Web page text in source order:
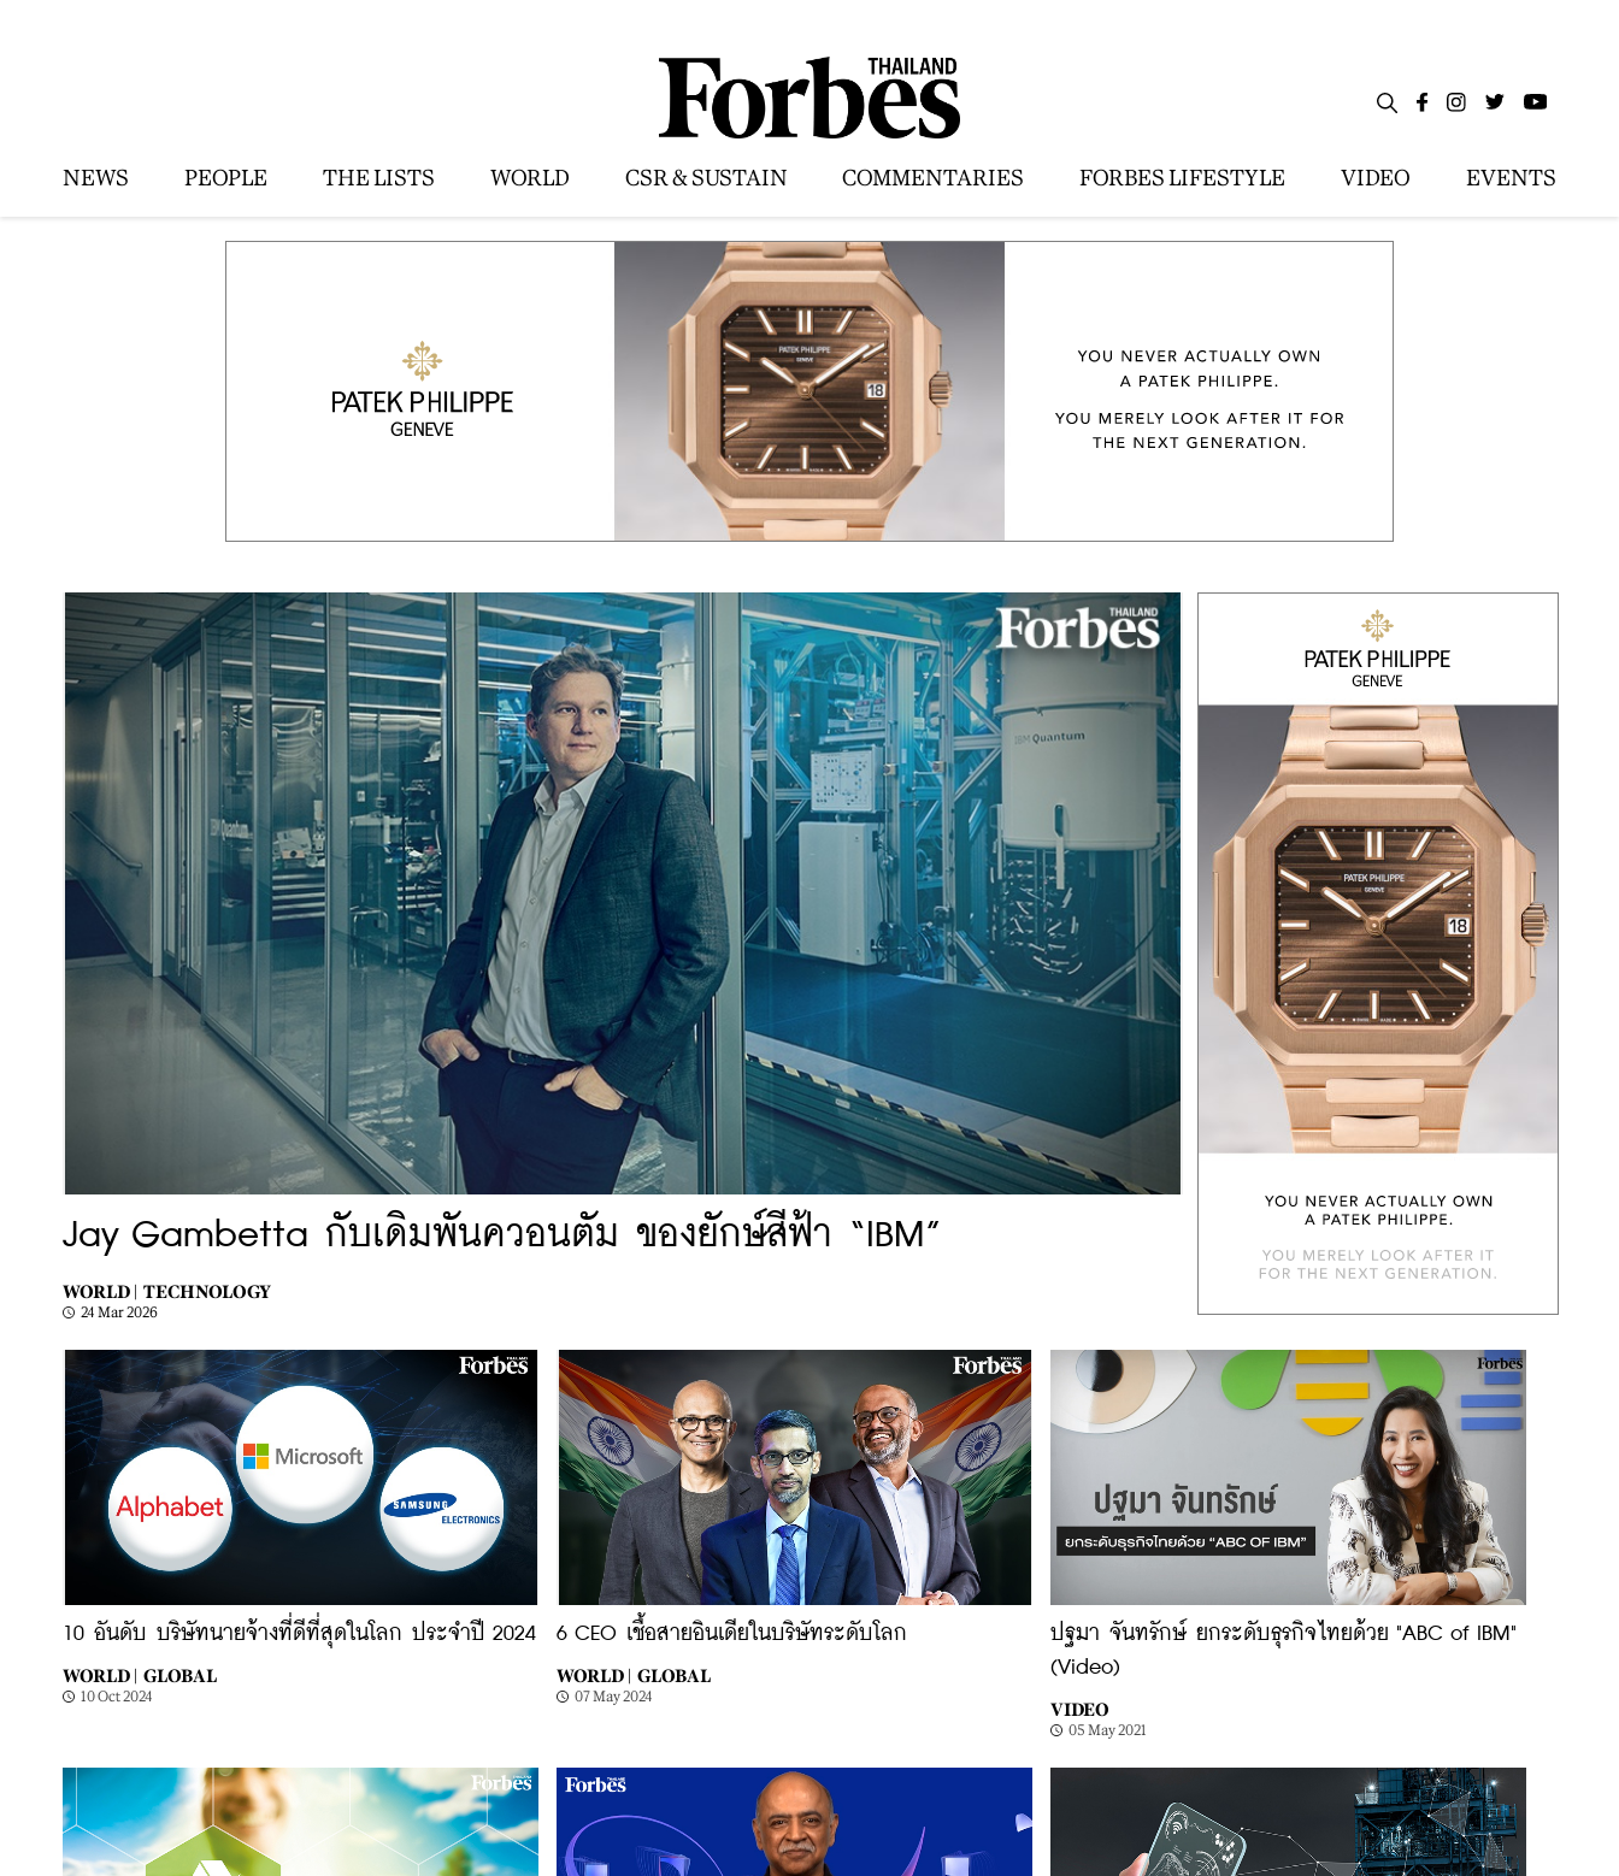
NEWS PEOPLE THE LISTS WORLD CSR & SUSTAIN COMMENTARIES FORBES LIFESTYLE VIDEO EVENTS
Jay Gambetta กับเดิมพันควอนตัม ของยักษ์สีฟ้า “IBM”
WORLD | TECHNOLOGY
24 Mar 2026
10 อันดับ บริษัทนายจ้างที่ดีที่สุดในโลก ประจำปี 2024
WORLD | GLOBAL
10 Oct 2024
6 CEO เชื้อสายอินเดียในบริษัทระดับโลก
WORLD | GLOBAL
07 May 2024
ปฐมา จันทรักษ์ ยกระดับธุรกิจไทยด้วย "ABC of IBM"
(Video)
VIDEO
05 May 2021